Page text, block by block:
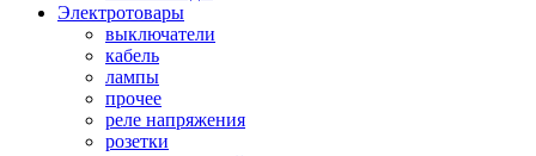
Электротовары
выключатели
кабель
лампы
прочее
реле напряжения
розетки